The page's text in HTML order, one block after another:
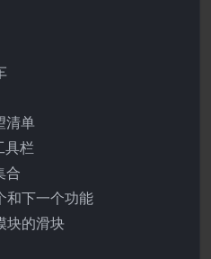
清单
具栏
合
和下一个功能
块的滑块